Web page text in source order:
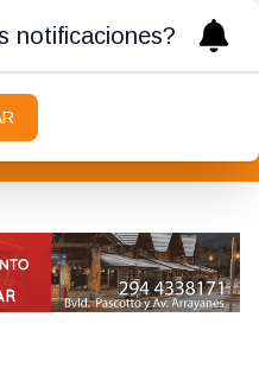
notificaciones?